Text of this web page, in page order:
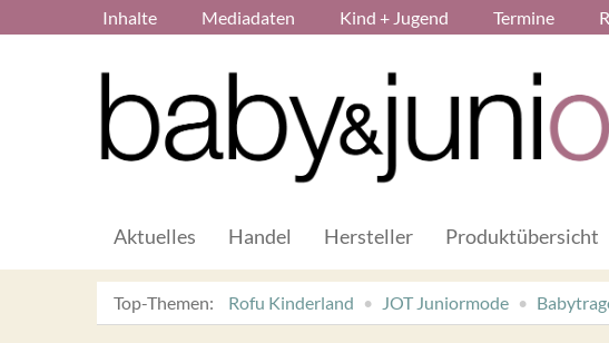
Inhalte Mediadaten Kind + Jugend Termine
Aktuelles Handel Hersteller Produktübersicht
Top-Themen: Rofu Kinderland JOT Juniormode